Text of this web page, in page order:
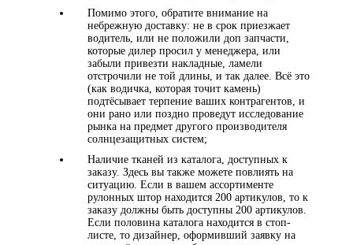
Помимо этого, обратите внимание на
небрежную доставку: не в срок приезжает
водитель, или не положили доп запчасти,
которые дилер просил у менеджера, или
забыли привезти накладные, ламели
отстрочили не той длины, и так далее. Всё это
(как водичка, которая точит камень)
подтёсывает терпение ваших контрагентов, и
они рано или поздно проведут исследование
рынка на предмет другого производителя
солнцезащитных систем;
Наличие тканей из каталога, доступных к
заказу. Здесь вы также можете повлиять на
ситуацию. Если в вашем ассортименте
рулонных штор находится 200 артикулов, то к
заказу должны быть доступны 200 артикулов.
Если половина каталога находится в стоп-
листе, то дизайнер, оформивший заявку на